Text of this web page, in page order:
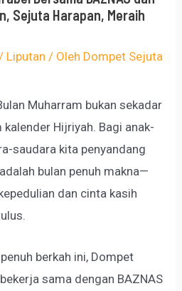
Sejuta Harapan, Meraih
/ Liputan / Oleh Dompet Sejuta
Muharram bukan sekadar
Hijriyah. Bagi anak-
saudara kita penyandang
bulan penuh makna—
dan cinta kasih
berkah ini, Dompet
sama dengan BAZNAS